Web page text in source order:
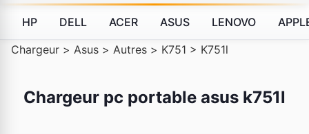
HP DELL ACER ASUS LENOVO
Chargeur > Asus > Autres > K751 > K751l
Chargeur pc portable asus k751l